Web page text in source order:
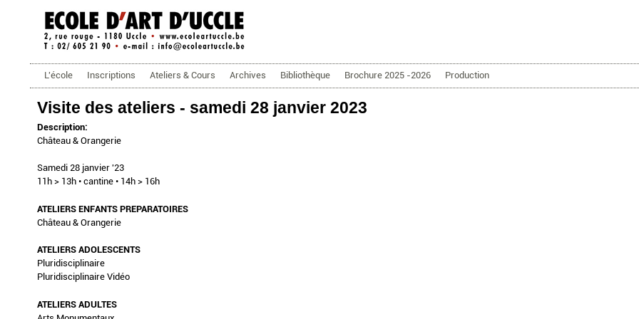
ecoleartuccle.be
Menu principal
L'école Inscriptions Ateliers & Cours Archives Bibliothèque Brochure 2025 -2026 Production
Visite des ateliers - samedi 28 janvier 2023
Description:
Château & Orangerie
Samedi 28 janvier '23
11h > 13h • cantine • 14h > 16h
ATELIERS ENFANTS PREPARATOIRES
Château & Orangerie
ATELIERS ADOLESCENTS
Pluridisciplinaire
Pluridisciplinaire Vidéo
ATELIERS ADULTES